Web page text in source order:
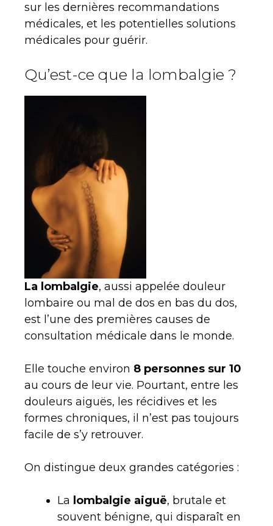
sur les dernières recommandations
médicales, et les potentielles solutions
médicales pour guérir.
Qu’est-ce que la lombalgie ?
La lombalgie, aussi appelée douleur
lombaire ou mal de dos en bas du dos,
est l’une des premières causes de
consultation médicale dans le monde.
Elle touche environ 8 personnes sur 10
au cours de leur vie. Pourtant, entre les
douleurs aiguës, les récidives et les
formes chroniques, il n’est pas toujours
facile de s’y retrouver.
On distingue deux grandes catégories :
La lombalgie aiguë, brutale et
souvent bénigne, qui disparaît en